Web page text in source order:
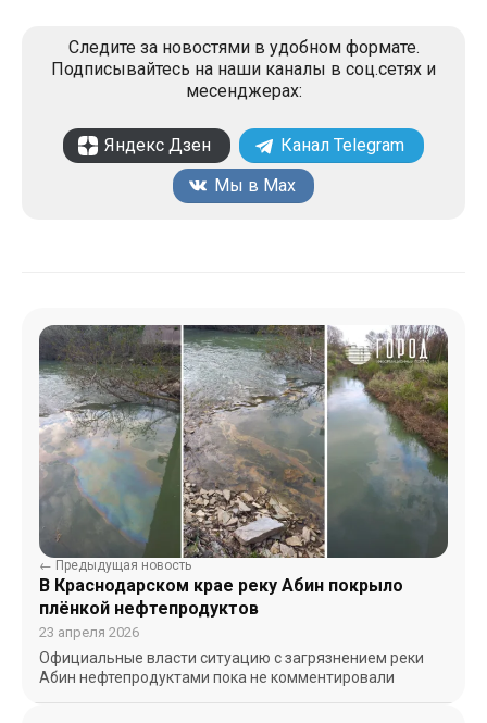
Следите за новостями в удобном формате.
Подписывайтесь на наши каналы в соц.сетях и
месенджерах:
Яндекс Дзен
Канал Telegram
Мы в Max
← Предыдущая новость
В Краснодарском крае реку Абин покрыло
плёнкой нефтепродуктов
23 апреля 2026
Официальные власти ситуацию с загрязнением реки
Абин нефтепродуктами пока не комментировали